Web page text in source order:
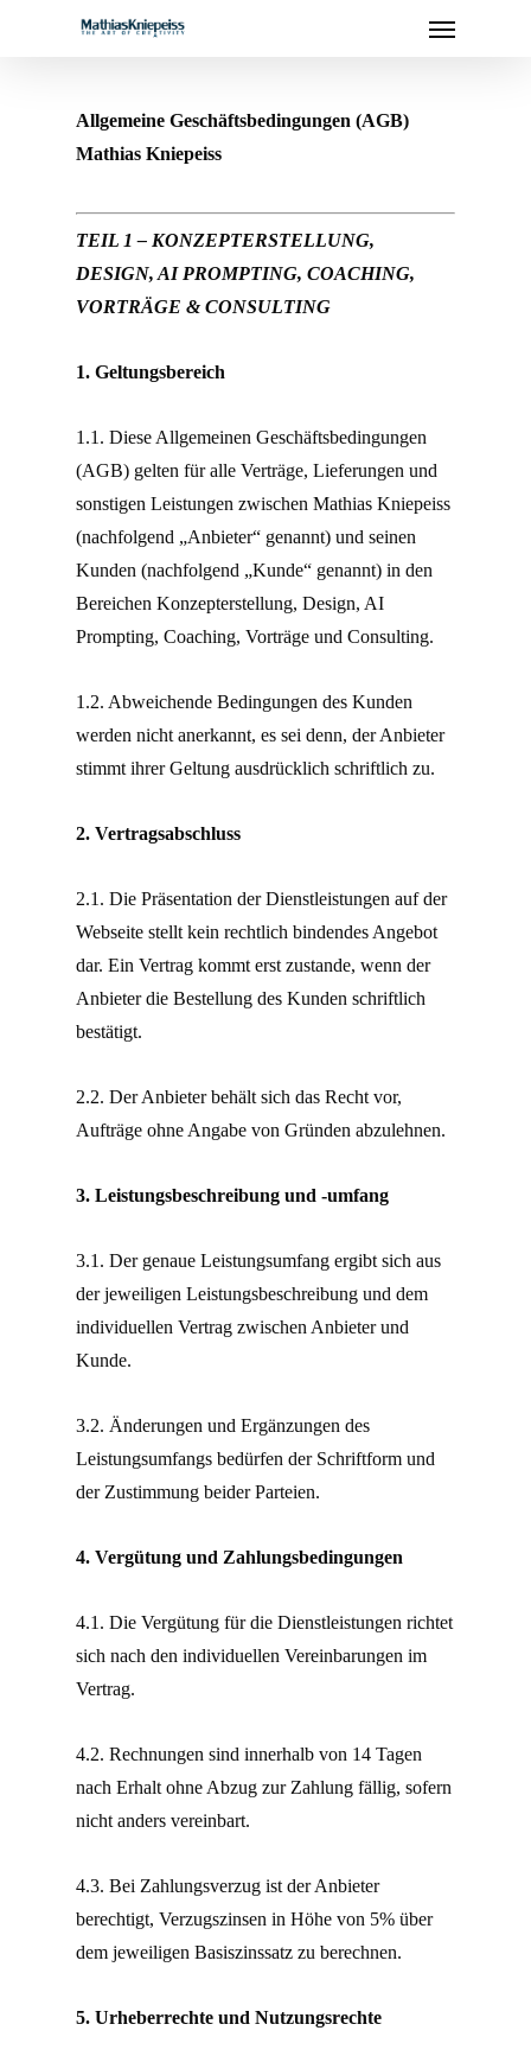
Menu
Allgemeine Geschäftsbedingungen (AGB)
Mathias Kniepeiss
TEIL 1 – KONZEPTERSTELLUNG,
DESIGN, AI PROMPTING, COACHING,
VORTRÄGE & CONSULTING
1. Geltungsbereich
1.1. Diese Allgemeinen Geschäftsbedingungen
(AGB) gelten für alle Verträge, Lieferungen und
sonstigen Leistungen zwischen Mathias Kniepeiss
(nachfolgend „Anbieter“ genannt) und seinen
Kunden (nachfolgend „Kunde“ genannt) in den
Bereichen Konzepterstellung, Design, AI
Prompting, Coaching, Vorträge und Consulting.
1.2. Abweichende Bedingungen des Kunden
werden nicht anerkannt, es sei denn, der Anbieter
stimmt ihrer Geltung ausdrücklich schriftlich zu.
2. Vertragsabschluss
2.1. Die Präsentation der Dienstleistungen auf der
Webseite stellt kein rechtlich bindendes Angebot
dar. Ein Vertrag kommt erst zustande, wenn der
Anbieter die Bestellung des Kunden schriftlich
bestätigt.
2.2. Der Anbieter behält sich das Recht vor,
Aufträge ohne Angabe von Gründen abzulehnen.
3. Leistungsbeschreibung und -umfang
3.1. Der genaue Leistungsumfang ergibt sich aus
der jeweiligen Leistungsbeschreibung und dem
individuellen Vertrag zwischen Anbieter und
Kunde.
3.2. Änderungen und Ergänzungen des
Leistungsumfangs bedürfen der Schriftform und
der Zustimmung beider Parteien.
4. Vergütung und Zahlungsbedingungen
4.1. Die Vergütung für die Dienstleistungen richtet
sich nach den individuellen Vereinbarungen im
Vertrag.
4.2. Rechnungen sind innerhalb von 14 Tagen
nach Erhalt ohne Abzug zur Zahlung fällig, sofern
nicht anders vereinbart.
4.3. Bei Zahlungsverzug ist der Anbieter
berechtigt, Verzugszinsen in Höhe von 5% über
dem jeweiligen Basiszinssatz zu berechnen.
5. Urheberrechte und Nutzungsrechte